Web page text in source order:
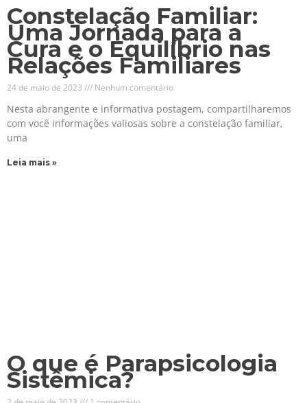
Constelação Familiar:
Uma Jornada para a
Cura e o Equilíbrio nas
Relações Familiares
24 de maio de 2023 Nenhum comentário
Nesta abrangente e informativa postagem, compartilharemos
com você informações valiosas sobre a constelação familiar,
uma
Leia mais »
O que é Parapsicologia
Sistêmica?